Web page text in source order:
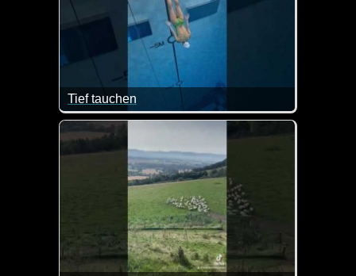
Tief tauchen
Nicht lustig, aber sehr interessant wie lange diese